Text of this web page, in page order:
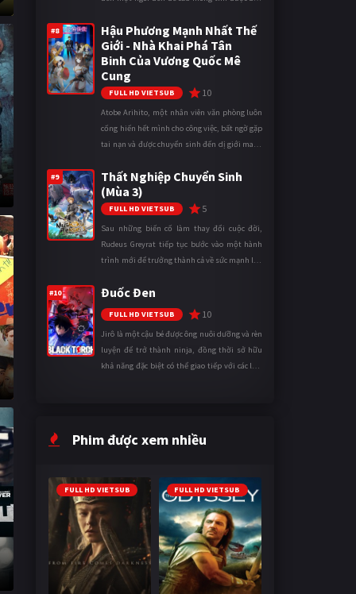
cậu được Thần Tình Y ...
#8
Hậu Phương Mạnh Nhất Thế
Giới - Nhà Khai Phá Tân
Binh Của Vương Quốc Mê
Cung
FULL HD VIETSUB 10
Atobe Arihito, một nhân viên văn phòng luôn
cống hiến hết mình cho công việc, bất ngờ gặp
tai nạn và được chuyển sinh đến dị giới mang
thành một mạo hiểm gi ...
#9
Thất Nghiệp Chuyển Sinh
(Mùa 3)
FULL HD VIETSUB 5
Sau những biến cố làm thay đổi cuộc đời,
Rudeus Greyrat tiếp tục bước vào một hành
trình mới để trưởng thành cả về sức mạnh lẫn
ngày càng khắc nghiệt, anh ...
#10 Đuốc Đen
FULL HD VIETSUB 10
Jirô là một cậu bé được ông nuôi dưỡng và rèn
luyện để trở thành ninja, đồng thời sở hữu
khả năng đặc biệt có thể giao tiếp với các loài
Phim được xem nhiều
FULL HD VIETSUB FULL HD VIETSUB